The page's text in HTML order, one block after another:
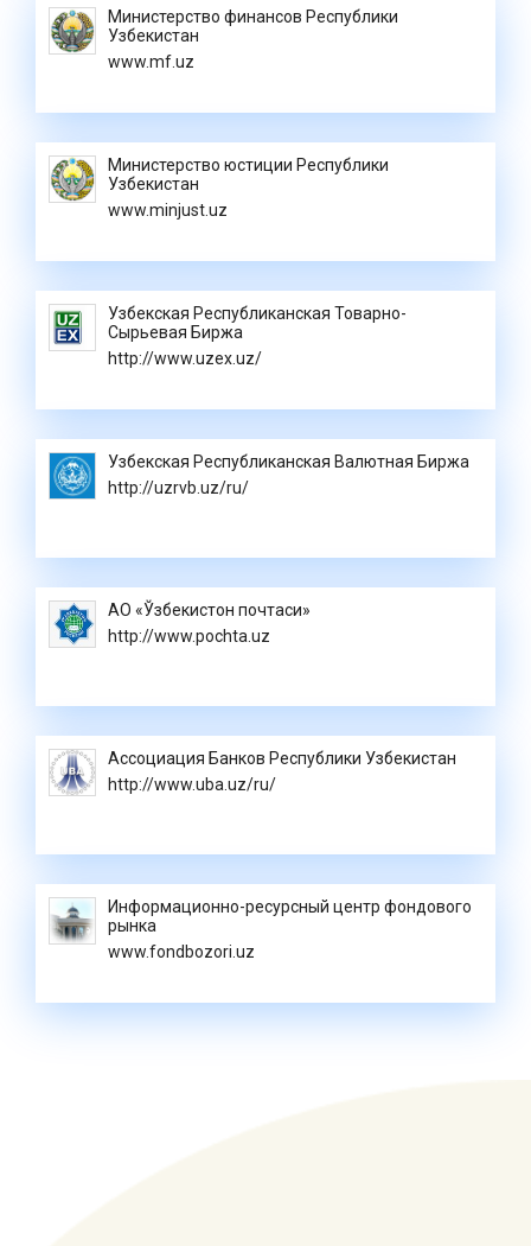
Министерство финансов Республики
Узбекистан
www.mf.uz
Министерство юстиции Республики
Узбекистан
www.minjust.uz
Узбекская Республиканская Товарно-
Сырьевая Биржа
http://www.uzex.uz/
Узбекская Республиканская Валютная Биржа
http://uzrvb.uz/ru/
АО «Ўзбекистон почтаси»
http://www.pochta.uz
Ассоциация Банков Республики Узбекистан
http://www.uba.uz/ru/
Информационно-ресурсный центр фондового
рынка
www.fondbozori.uz